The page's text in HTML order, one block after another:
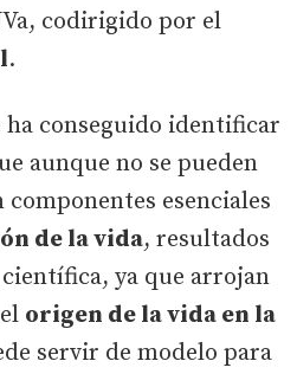
codirigido por el
.
ha conseguido identificar
aunque no se pueden
esenciales
de la vida, resultados
ya que arrojan
origen de la vida en la
servir de modelo para